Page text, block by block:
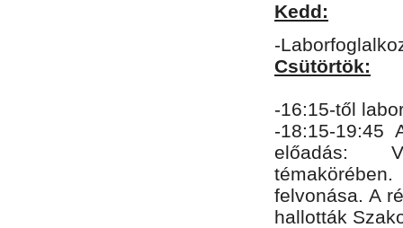
Kedd:
-
Csütörtök:
-16:15-től
-18:15-19:45
előadás:
felvonása. A
hallották